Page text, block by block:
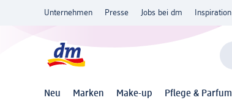
Unternehmen Presse Jobs bei dm Inspiration
Neu Marken Make-up Pflege & Parfum